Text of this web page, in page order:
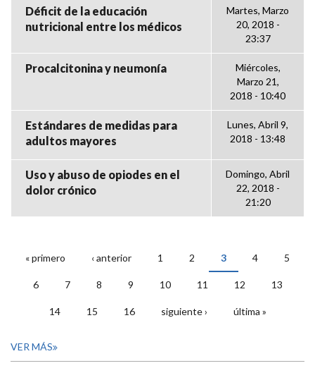
Déficit de la educación
nutricional entre los médicos
Martes, Marzo
20, 2018 -
23:37
Procalcitonina y neumonía
Miércoles,
Marzo 21,
2018 - 10:40
Estándares de medidas para
adultos mayores
Lunes, Abril 9,
2018 - 13:48
Uso y abuso de opiodes en el
dolor crónico
Domingo, Abril
22, 2018 -
21:20
PÁGINAS
« primero ‹ anterior 1 2 3 4 5
6 7 8 9 10 11 12 13
14 15 16 siguiente › última »
VER MÁS